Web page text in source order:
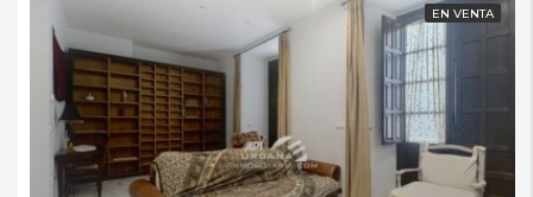
EN VENTA